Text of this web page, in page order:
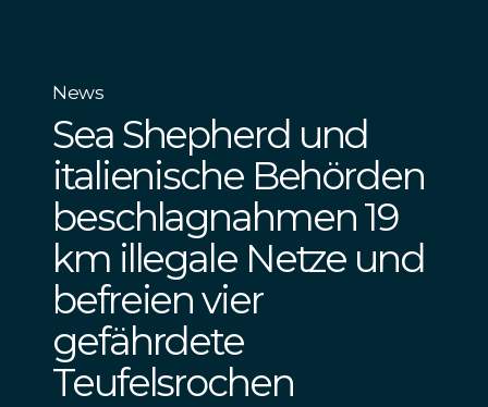
News
Sea Shepherd und
italienische Behörden
beschlagnahmen 19
km illegale Netze und
befreien vier
gefährdete
Teufelsrochen